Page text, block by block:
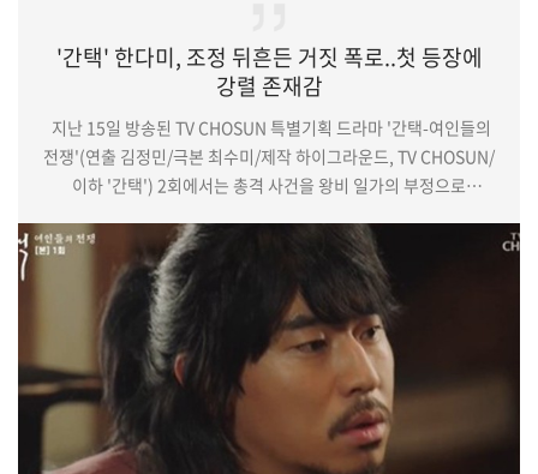
'간택' 한다미, 조정 뒤흔든 거짓 폭로..첫 등장에
강렬 존재감
지난 15일 방송된 TV CHOSUN 특별기획 드라마 '간택-여인들의
전쟁'(연출 김정민/극본 최수미/제작 하이그라운드, TV CHOSUN/
이하 '간택') 2회에서는 총격 사건을 왕비 일가의 부정으로
증인으로 등장한 궁녀 버들(한다미 분)은 거짓 증언으로 강이수
(이기영 분)의 참수에 힘을 실으며 강렬한 인상을 남겼다. (중략)
한다미는 최근 영화 '아내를 죽였다'에서 게임방에서 일하는
여직원 김양 역을 맡아 다채로운 연기로 관객들을 매료시켰다.
앞서 한…